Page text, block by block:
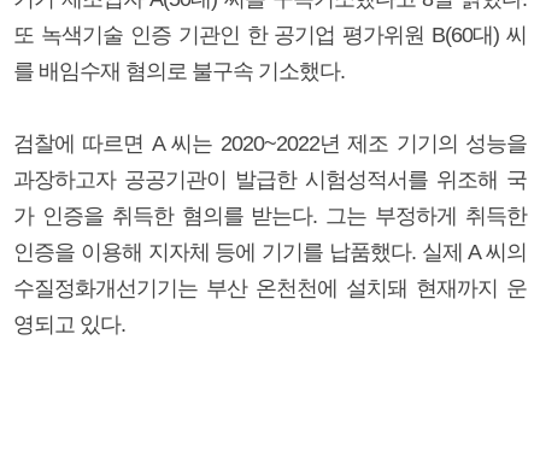
또 녹색기술 인증 기관인 한 공기업 평가위원 B(60대) 씨
를 배임수재 혐의로 불구속 기소했다.
검찰에 따르면 A 씨는 2020~2022년 제조 기기의 성능을
과장하고자 공공기관이 발급한 시험성적서를 위조해 국
가 인증을 취득한 혐의를 받는다. 그는 부정하게 취득한
인증을 이용해 지자체 등에 기기를 납품했다. 실제 A 씨의
수질정화개선기기는 부산 온천천에 설치돼 현재까지 운
영되고 있다.